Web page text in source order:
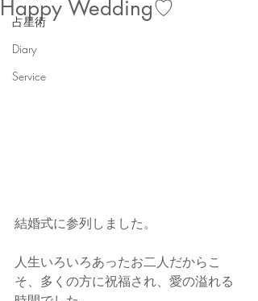
占星術
Diary
Service
Happy Wedding♡
結婚式に参列しました。
人生いろいろあったお二人だからこ
そ、多くの方に祝福され、愛の溢れる